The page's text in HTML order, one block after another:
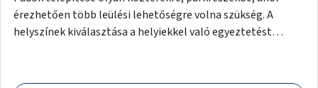
érezhetően több leülési lehetőségre volna szükség. A
helyszínek kiválasztása a helyiekkel való egyeztetést